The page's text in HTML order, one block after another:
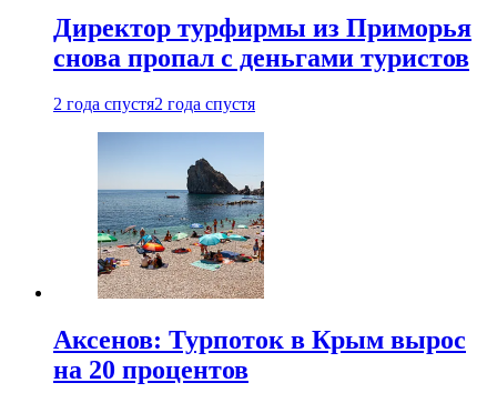
Директор турфирмы из Приморья
снова пропал с деньгами туристов
2 года спустя2 года спустя
Аксенов: Турпоток в Крым вырос
на 20 процентов